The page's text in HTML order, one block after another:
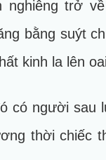
nghiêng trở
bằng suýt
kinh la lên
có người sau
thời chiếc